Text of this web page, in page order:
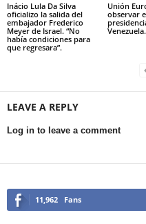
Inácio Lula Da Silva
oficializo la salida del
embajador Frederico
Meyer de Israel. “No
había condiciones para
que regresara”.
Unión
observar
Venezuela.
LEAVE A REPLY
Log in to leave a comment
11,962 Fans